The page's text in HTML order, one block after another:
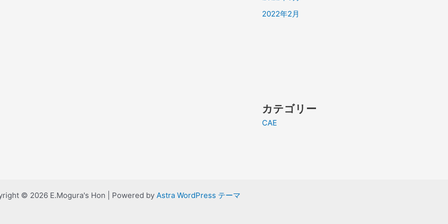
2022年2月
カテゴリー
CAE
© 2026 E.Mogura's Hon | Powered by Astra WordPress テーマ